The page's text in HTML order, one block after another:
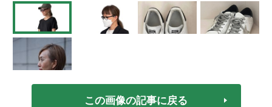
この画像の記事に戻る